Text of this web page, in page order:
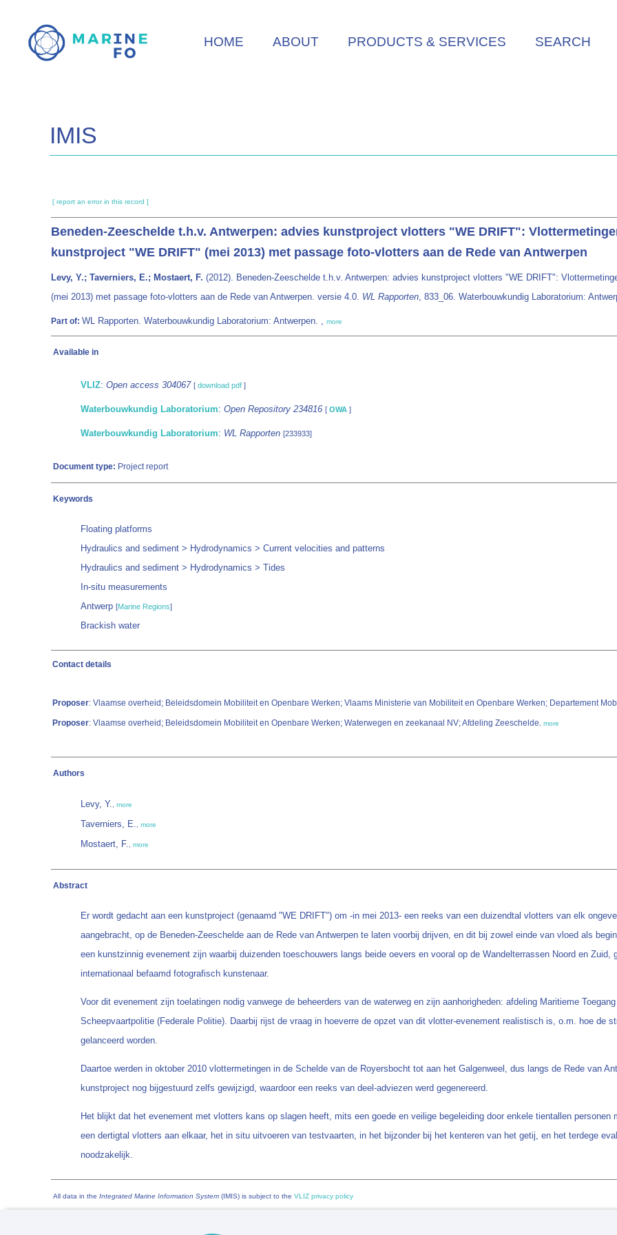
main
HOME ABOUT PRODUCTS & SERVICES SEARCH
IMIS
[ report an error in this record ]
Beneden-Zeeschelde t.h.v. Antwerpen: advies kunstproject vlotters "WE DRIFT":
kunstproject "WE DRIFT" (mei 2013) met passage foto-vlotters aan de Rede van Antwerpen
Levy, Y.; Taverniers, E.; Mostaert, F. (2012). Beneden-Zeeschelde t.h.v. Antwerpen: advies kunstproject vlotters "WE DRIFT":
(mei 2013) met passage foto-vlotters aan de Rede van Antwerpen. versie 4.0. WL Rapporten, 833_06. Waterbouwkundig Laboratorium:
Part of: WL Rapporten. Waterbouwkundig Laboratorium: Antwerpen. , more
Available in
VLIZ: Open access 304067 [ download pdf ]
Waterbouwkundig Laboratorium: Open Repository 234816 [ OWA ]
Waterbouwkundig Laboratorium: WL Rapporten [233933]
Document type: Project report
Keywords
Floating platforms
Hydraulics and sediment > Hydrodynamics > Current velocities and patterns
Hydraulics and sediment > Hydrodynamics > Tides
In-situ measurements
Antwerp [Marine Regions]
Brackish water
Contact details
Proposer: Vlaamse overheid; Beleidsdomein Mobiliteit en Openbare Werken; Vlaams Ministerie van Mobiliteit en Openbare Werken; Departement
Proposer: Vlaamse overheid; Beleidsdomein Mobiliteit en Openbare Werken; Waterwegen en zeekanaal NV; Afdeling Zeeschelde more
Authors
Levy, Y. more
Taverniers, E. more
Mostaert, F. more
Abstract
Er wordt gedacht aan een kunstproject (genaamd "WE DRIFT") om -in mei 2013- een reeks van een duizendtal vlotters van elk
aangebracht, op de Beneden-Zeeschelde aan de Rede van Antwerpen te laten voorbij drijven, en dit bij zowel einde van vloed als
een kunstzinnig evenement zijn waarbij duizenden toeschouwers langs beide oevers en vooral op de Wandelterrassen Noord en
internationaal befaamd fotografisch kunstenaar.
Voor dit evenement zijn toelatingen nodig vanwege de beheerders van de waterweg en zijn aanhorigheden: afdeling Maritieme
Scheepvaartpolitie (Federale Politie). Daarbij rijst de vraag in hoeverre de opzet van dit vlotter-evenement realistisch is, o.m. hoe de
gelanceerd worden.
Daartoe werden in oktober 2010 vlottermetingen in de Schelde van de Royersbocht tot aan het Galgenweel, dus langs de Rede van
kunstproject nog bijgestuurd zelfs gewijzigd, waardoor een reeks van deel-adviezen werd gegenereerd.
Het blijkt dat het evenement met vlotters kans op slagen heeft, mits een goede en veilige begeleiding door enkele tientallen
een dertigtal vlotters aan elkaar, het in situ uitvoeren van testvaarten, in het bijzonder bij het kenteren van het getij, en het terdege
noodzakelijk.
All data in the Integrated Marine Information System (IMIS) is subject to the VLIZ privacy policy